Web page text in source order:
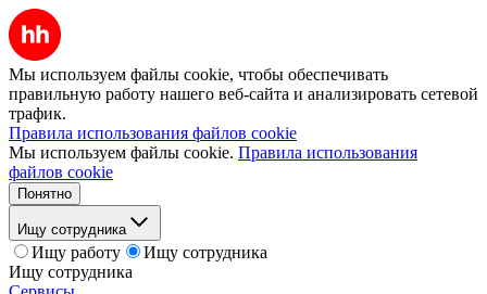
Мы используем файлы cookie, чтобы обеспечивать
правильную работу нашего веб-сайта и анализировать сетевой
трафик.
Правила использования файлов cookie
Мы используем файлы cookie. Правила использования
файлов cookie
Понятно
Ищу сотрудника
Ищу работу
Ищу сотрудника
Ищу сотрудника